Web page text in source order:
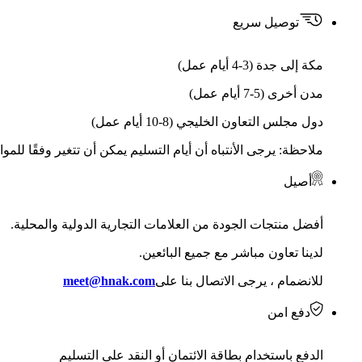
توصيل سريع
مكة إلى جدة (3-4 أيام عمل)
مدن أخرى (5-7 أيام عمل)
دول مجلس التعاون الخليجي (8-10 أيام عمل)
ملاحظة: يرجى الأنتباه أن أيام التسليم يمكن أن تتغير وفقًا
أصيل
أفضل منتجات الجودة من العلامات التجارية الدولية والمحلية.
لدينا تعاون مباشر مع جميع البائعين.
للانضمام ، يرجى الاتصال بنا علىmeet@hnak.com
دفع امن
الدفع باستخدام بطاقة الائتمان أو النقد على التسليم